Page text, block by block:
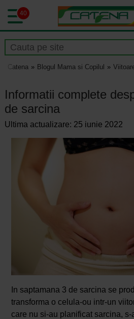
40
Catena Blogul Mama si Copilul
Informatii complete
de sarcina
Ultima actualizare: 25 iunie 2022
In saptamana 3 de sarcina se
transforma o celula-ou intr-un
care nu si-au planificat sarcina,